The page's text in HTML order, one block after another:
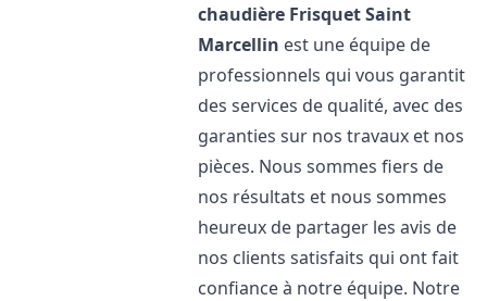
chaudière FrisquetSaint
Marcellin est une équipe de
professionnels qui vous garantit
des services de qualité, avec des
garanties sur nos travaux et nos
pièces. Nous sommes fiers de
nos résultats et nous sommes
heureux de partager les avis de
nos clients satisfaits qui ont fait
confiance à notre équipe. Notre